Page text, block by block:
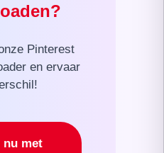
Pinterest
en ervaar
nu met